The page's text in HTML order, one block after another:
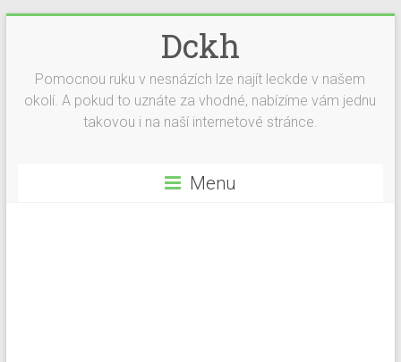
Dckh
Pomocnou ruku v nesnázích lze najít leckde v našem
okolí. A pokud to uznáte za vhodné, nabízíme vám jednu
takovou i na naší internetové stránce.
Menu